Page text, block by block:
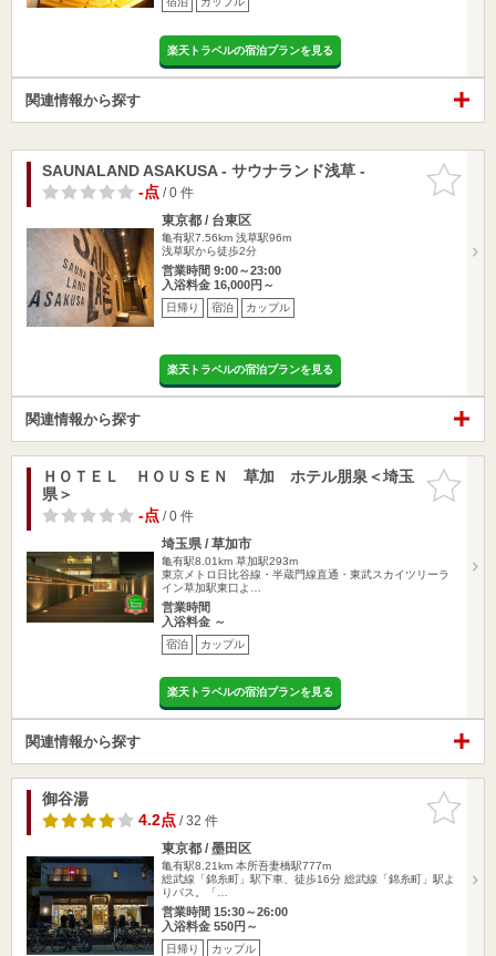
楽天トラベルの宿泊プランを見る
関連情報から探す
お気に入
りに追加
SAUNALAND ASAKUSA - サウナランド浅草 -
-点/ 0 件
東京都 / 台東区
亀有駅7.56km 浅草駅96m
浅草駅から徒歩2分
営業時間 9:00～23:00
入浴料金 16,000円～
日帰り 宿泊 カップル
楽天トラベルの宿泊プランを見る
関連情報から探す
お気に入
りに追加
ＨＯＴＥＬ ＨＯＵＳＥＮ 草加 ホテル朋泉＜埼玉
県＞
-点/ 0 件
埼玉県 / 草加市
亀有駅8.01km 草加駅293m
東京メトロ日比谷線・半蔵門線直通・東武スカイツリーラ
イン草加駅東口よ…
営業時間
入浴料金 ～
宿泊 カップル
楽天トラベルの宿泊プランを見る
関連情報から探す
お気に入
りに追加
御谷湯
4.2点/ 32 件
東京都 / 墨田区
亀有駅8.21km 本所吾妻橋駅777m
総武線「錦糸町」駅下車、徒歩16分 総武線「錦糸町」駅よ
りバス。「…
営業時間 15:30～26:00
入浴料金 550円～
日帰り カップル